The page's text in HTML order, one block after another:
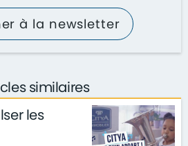
à la newsletter
similaires
les